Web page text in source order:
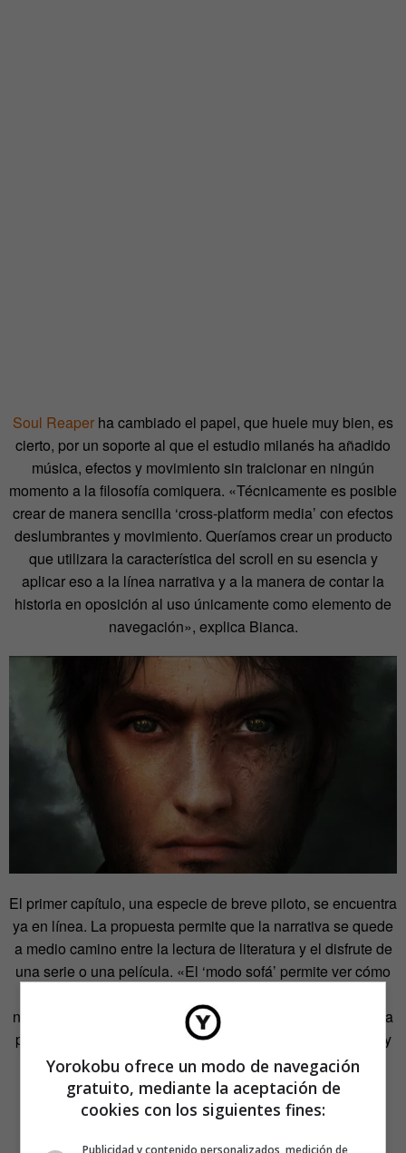
Soul Reaper ha cambiado el papel, que huele muy bien, es
cierto, por un soporte al que el estudio milanés ha añadido
música, efectos y movimiento sin traicionar en ningún
momento a la filosofía comiquera. «Técnicamente es posible
crear de manera sencilla ‘cross-platform media’ con efectos
deslumbrantes y movimiento. Queríamos crear un producto
que utilizara la característica del scroll en su esencia y
aplicar eso a la línea narrativa y a la manera de contar la
historia en oposición al uso únicamente como elemento de
navegación», explica Bianca.
El primer capítulo, una especie de breve piloto, se encuentra
ya en línea. La propuesta permite que la narrativa se quede
a medio camino entre la lectura de literatura y el disfrute de
una serie o una película. «El ‘modo sofá’ permite ver cómo
narrador y con música de fondo. El ‘modo manual’ ofrece la
posibilidad de interactuar con el libro y disparar acciones y
eventos con un gesto de ratón».
Yorokobu ofrece un modo de navegación
gratuito, mediante la aceptación de
cookies con los siguientes fines:
Publicidad y contenido personalizados, medición de